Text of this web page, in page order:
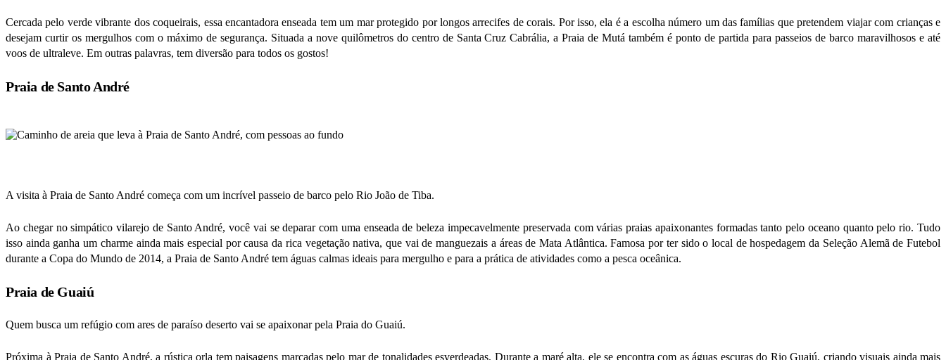
Cercada pelo verde vibrante dos coqueirais, essa encantadora enseada tem um mar protegido por longos arrecifes de corais. Por isso, ela é a escolha número um das famílias que pretendem viajar com crianças e
desejam curtir os mergulhos com o máximo de segurança. Situada a nove quilômetros do centro de Santa Cruz Cabrália, a Praia de Mutá também é ponto de partida para passeios de barco maravilhosos e até
voos de ultraleve. Em outras palavras, tem diversão para todos os gostos!
Praia de Santo André
A visita à Praia de Santo André começa com um incrível passeio de barco pelo Rio João de Tiba.
Ao chegar no simpático vilarejo de Santo André, você vai se deparar com uma enseada de beleza impecavelmente preservada com várias praias apaixonantes formadas tanto pelo oceano quanto pelo rio. Tudo
isso ainda ganha um charme ainda mais especial por causa da rica vegetação nativa, que vai de manguezais a áreas de Mata Atlântica. Famosa por ter sido o local de hospedagem da Seleção Alemã de Futebol
durante a Copa do Mundo de 2014, a Praia de Santo André tem águas calmas ideais para mergulho e para a prática de atividades como a pesca oceânica.
Praia de Guaiú
Quem busca um refúgio com ares de paraíso deserto vai se apaixonar pela Praia do Guaiú.
Próxima à Praia de Santo André, a rústica orla tem paisagens marcadas pelo mar de tonalidades esverdeadas. Durante a maré alta, ele se encontra com as águas escuras do Rio Guaiú, criando visuais ainda mais